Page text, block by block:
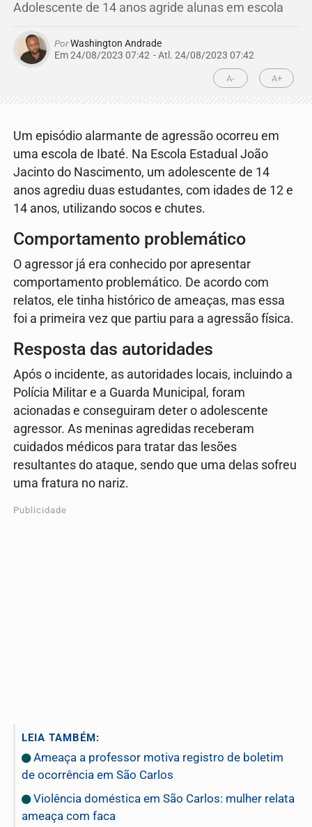
Adolescente de 14 anos agride alunas em escola
PorWashington Andrade
Em 24/08/2023 07:42 - Atl. 24/08/2023 07:42
A- A+
Um episódio alarmante de agressão ocorreu em
uma escola de Ibaté. Na Escola Estadual João
Jacinto do Nascimento, um adolescente de 14
anos agrediu duas estudantes, com idades de 12 e
14 anos, utilizando socos e chutes.
Comportamento problemático
O agressor já era conhecido por apresentar
comportamento problemático. De acordo com
relatos, ele tinha histórico de ameaças, mas essa
foi a primeira vez que partiu para a agressão física.
Resposta das autoridades
Após o incidente, as autoridades locais, incluindo a
Polícia Militar e a Guarda Municipal, foram
acionadas e conseguiram deter o adolescente
agressor. As meninas agredidas receberam
cuidados médicos para tratar das lesões
resultantes do ataque, sendo que uma delas sofreu
uma fratura no nariz.
Publicidade
LEIA TAMBÉM:
Ameaça a professor motiva registro de boletim
de ocorrência em São Carlos
Violência doméstica em São Carlos: mulher relata
ameaça com faca